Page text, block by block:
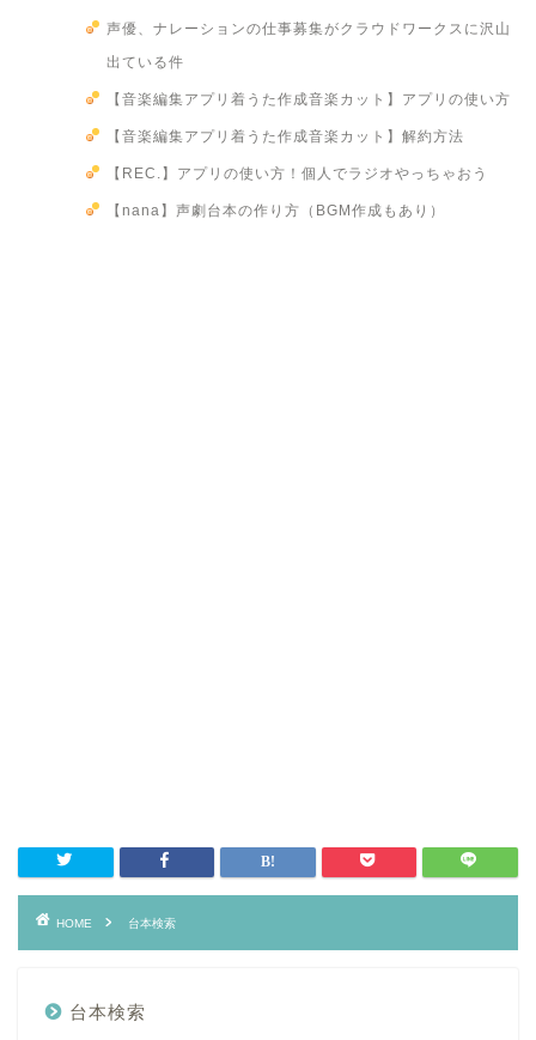
声優、ナレーションの仕事募集がクラウドワークスに沢山
出ている件
【音楽編集アプリ着うた作成音楽カット】アプリの使い方
【音楽編集アプリ着うた作成音楽カット】解約方法
【REC.】アプリの使い方！個人でラジオやっちゃおう
【nana】声劇台本の作り方（BGM作成もあり）
HOME 台本検索
台本検索